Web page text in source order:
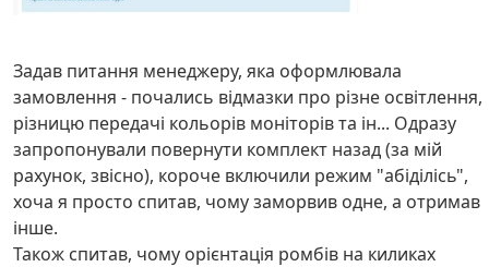
Задав питання менеджеру, яка оформлювала
замовлення - почались відмазки про різне освітлення,
різницю передачі кольорів моніторів та ін... Одразу
запропонували повернути комплект назад (за мій
рахунок, звісно), короче включили режим "абіділісь",
хоча я просто спитав, чому заморвив одне, а отримав
інше.
Також спитав, чому орієнтація ромбів на киликах